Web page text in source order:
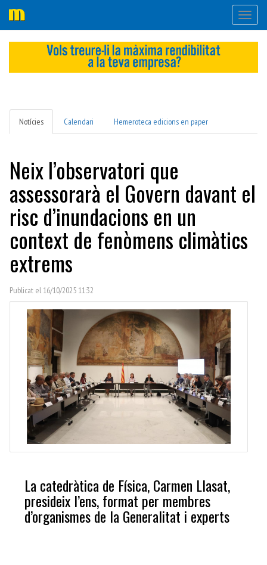
Notícies Calendari Hemeroteca edicions en paper
Neix l’observatori que
assessorarà el Govern davant el
risc d’inundacions en un
context de fenòmens climàtics
extrems
Publicat el 16/10/2025 11:32
La catedràtica de Física, Carmen Llasat,
presideix l’ens, format per membres
d’organismes de la Generalitat i experts